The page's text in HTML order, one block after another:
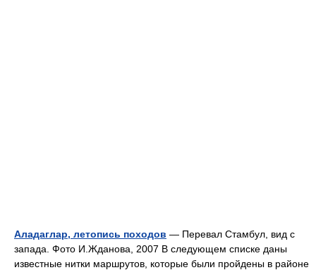
Аладаглар, летопись походов — Перевал Стамбул, вид с
запада. Фото И.Жданова, 2007 В следующем списке даны
известные нитки маршрутов, которые были пройдены в районе